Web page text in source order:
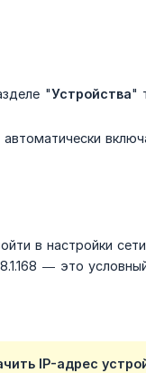
"Устройства"
в настройки
— это
IP-адрес